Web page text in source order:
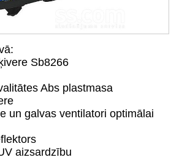
Sb8266
Abs plastmasa
un galvas ventilatori optimālai
aizsardzību